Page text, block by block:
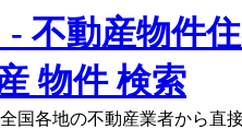
国各地の不動産業者から直